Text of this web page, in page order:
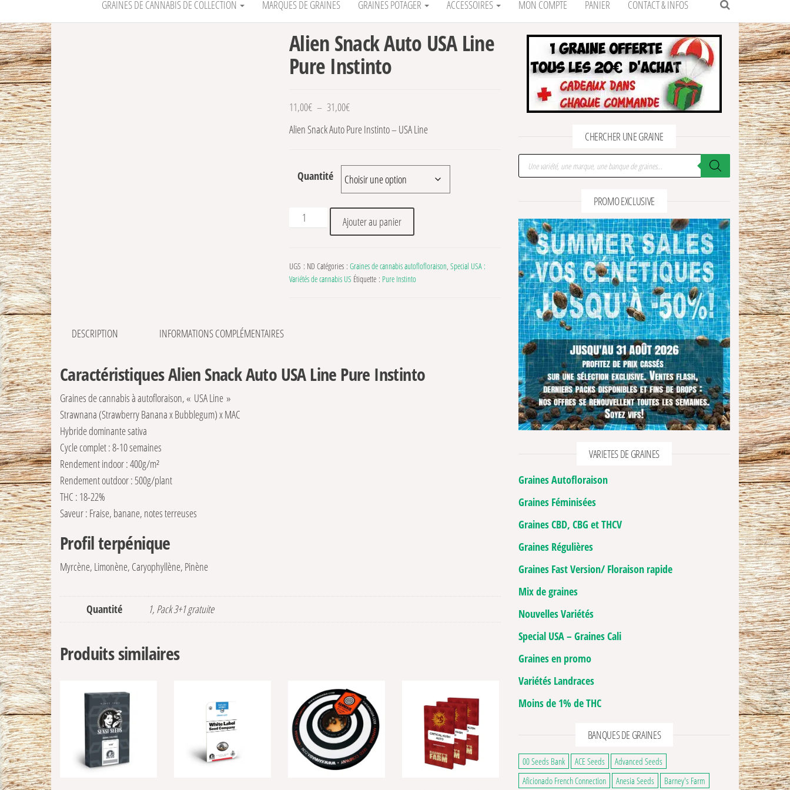
GRAINES DE CANNABIS DE COLLECTION MARQUES DE GRAINES GRAINES POTAGER ACCESSOIRES MON COMPTE PANIER CONTACT & INFOS
Alien Snack Auto USA Line
Pure Instinto
11,00€ – 31,00€Plage de prix : 11,00€ à 31,00€
Alien Snack Auto Pure Instinto – USA Line
Quantité
quantité de Alien Snack Auto USA Line Pure Instinto
Ajouter au panier
UGS : ND Catégories : Graines de cannabis autoflofloraison, Special USA :
Variétés de cannabis US Étiquette : Pure Instinto
DESCRIPTION INFORMATIONS COMPLÉMENTAIRES
Caractéristiques Alien Snack Auto USA Line Pure Instinto
Graines de cannabis à autofloraison, « USA Line »
Strawnana (Strawberry Banana x Bubblegum) x MAC
Hybride dominante sativa
Cycle complet : 8-10 semaines
Rendement indoor : 400g/m²
Rendement outdoor : 500g/plant
THC : 18-22%
Saveur : Fraise, banane, notes terreuses
Profil terpénique
Myrcène, Limonène, Caryophyllène, Pinène
Quantité 1, Pack 3+1 gratuite
Produits similaires
CHERCHER UNE GRAINE
Recherche de produits
PROMO EXCLUSIVE
VARIETES DE GRAINES
Graines Autofloraison
Graines Féminisées
Graines CBD, CBG et THCV
Graines Régulières
Graines Fast Version/ Floraison rapide
Mix de graines
Nouvelles Variétés
Special USA – Graines Cali
Graines en promo
Variétés Landraces
Moins de 1% de THC
BANQUES DE GRAINES
00 Seeds Bank ACE Seeds
Advanced Seeds
Aficionado French Connection
Anesia Seeds
Barney's Farm